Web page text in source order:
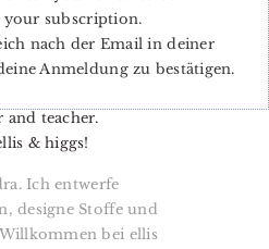
pattern designer,
and teacher.
& higgs!
Ich entwerfe
designe Stoffe und
bei ellis
your subscription.
nach der Email in deiner
Anmeldung zu bestätigen.